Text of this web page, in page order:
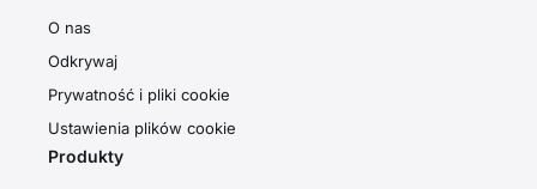
O nas
Odkrywaj
Prywatność i pliki cookie
Ustawienia plików cookie
Produkty